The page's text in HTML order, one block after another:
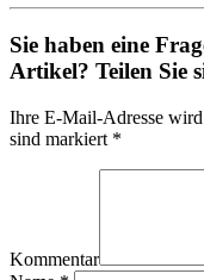
Sie haben eine
Artikel? Teilen Sie
Ihre E-Mail-Adresse
sind markiert *
Kommentar